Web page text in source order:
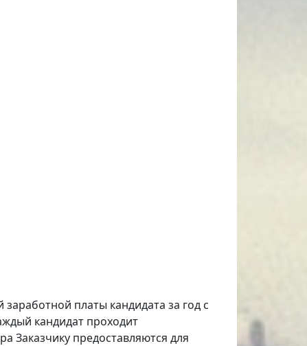
платы кандидата за год с
кандидат проходит
Заказчику предоставляются для